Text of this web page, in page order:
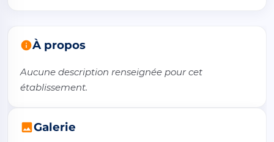
À propos
Aucune description renseignée pour cet
établissement.
Galerie